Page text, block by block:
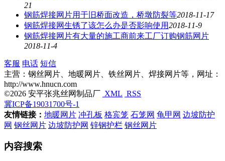
21
钢筋焊接网片用于旧桥面改造，桥墩防裂等2018-11-17
钢筋焊接网生锈了该怎么办是否影响使用2018-11-9
钢筋焊接网片有大量的施工商前来工厂订购钢筋网片
2018-11-4
客服 电话 短信
主营：钢丝网片、地暖网片、铁丝网片、焊接网片等，网址：
http://www.hnucn.com
©2026 安平张兆丝网制品厂 XML RSS
冀ICP备19031700号-1
友情链接： 地暖网片 冲孔板 格宾笼 石笼网 龟甲网 边坡防护
网 钢丝网片 边坡防护网 锌钢护栏 钢丝网片
内容搜索